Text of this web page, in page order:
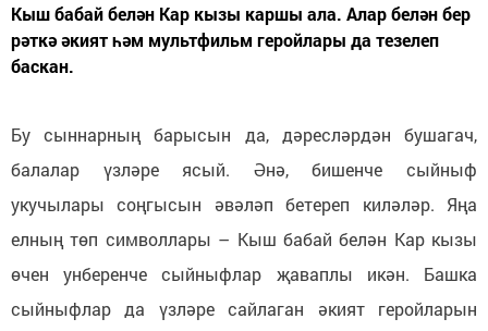
Кыш бабай белән Кар кызы каршы ала. Алар белән бер
рәткә әкият һәм мультфильм геройлары да тезелеп
баскан.
Бу сыннарның барысын да, дәресләрдән бушагач,
балалар үзләре ясый. Әнә, бишенче сыйныф
укучылары соңгысын әвәләп бетереп киләләр. Яңа
елның төп символлары – Кыш бабай белән Кар кызы
өчен унберенче сыйныфлар җаваплы икән. Башка
сыйныфлар да үзләре сайлаган әкият геройларын